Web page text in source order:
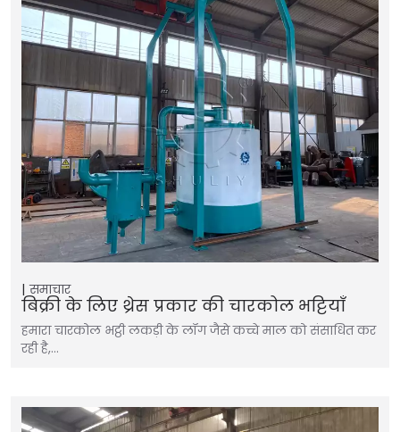
समाचार
बिक्री के लिए थ्रेस प्रकार की चारकोल भट्टियाँ
हमारा चारकोल भट्ठी लकड़ी के लॉग जैसे कच्चे माल को संसाधित कर
रही है,…